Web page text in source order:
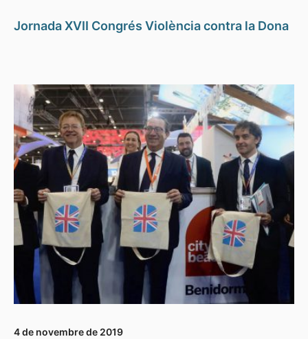
Jornada XVII Congrés Violència contra la Dona
4 de novembre de 2019